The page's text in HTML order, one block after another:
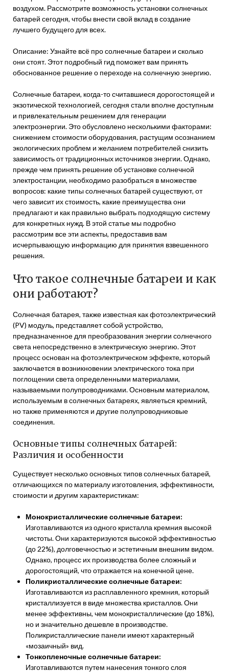
воздухом. Рассмотрите возможность установки солнечных
батарей сегодня, чтобы внести свой вклад в создание
лучшего будущего для всех.
Описание: Узнайте всё про солнечные батареи и сколько
они стоят. Этот подробный гид поможет вам принять
обоснованное решение о переходе на солнечную энергию.
Солнечные батареи, когда-то считавшиеся дорогостоящей и
экзотической технологией, сегодня стали вполне доступным
и привлекательным решением для генерации
электроэнергии. Это обусловлено несколькими факторами:
снижением стоимости оборудования, растущим осознанием
экологических проблем и желанием потребителей снизить
зависимость от традиционных источников энергии. Однако,
прежде чем принять решение об установке солнечной
электростанции, необходимо разобраться в множестве
вопросов: какие типы солнечных батарей существуют, от
чего зависит их стоимость, какие преимущества они
предлагают и как правильно выбрать подходящую систему
для конкретных нужд. В этой статье мы подробно
рассмотрим все эти аспекты, предоставив вам
исчерпывающую информацию для принятия взвешенного
решения.
Что такое солнечные батареи и как
они работают?
Солнечная батарея, также известная как фотоэлектрический
(PV) модуль, представляет собой устройство,
предназначенное для преобразования энергии солнечного
света непосредственно в электрическую энергию. Этот
процесс основан на фотоэлектрическом эффекте, который
заключается в возникновении электрического тока при
поглощении света определенными материалами,
называемыми полупроводниками. Основным материалом,
используемым в солнечных батареях, являеться кремний,
но также применяются и другие полупроводниковые
соединения.
Основные типы солнечных батарей:
Различия и особенности
Существует несколько основных типов солнечных батарей,
отличающихся по материалу изготовления, эффективности,
стоимости и другим характеристикам:
Монокристаллические солнечные батареи:
Изготавливаются из одного кристалла кремния высокой
чистоты. Они характеризуются высокой эффективностью
(до 22%), долговечностью и эстетичным внешним видом.
Однако, процесс их производства более сложный и
дорогостоящий, что отражается на конечной цене.
Поликристаллические солнечные батареи:
Изготавливаются из расплавленного кремния, который
кристаллизуется в виде множества кристаллов. Они
менее эффективны, чем монокристаллические (до 18%),
но и значительно дешевле в производстве.
Поликристаллические панели имеют характерный
«мозаичный» вид.
Тонкопленочные солнечные батареи:
Изготавливаются путем нанесения тонкого слоя